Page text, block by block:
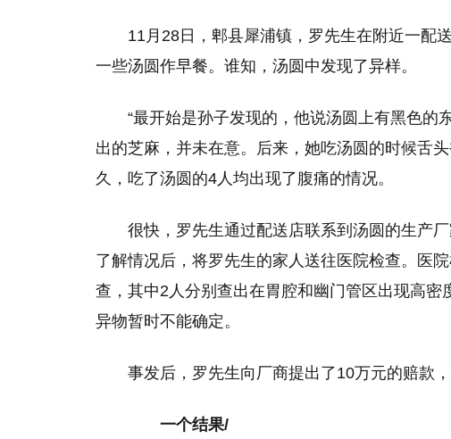
11月28日，郫县犀浦镇，罗先生在附近一配
一些汤圆作早餐。谁知，汤圆中发现了异样。
“最开始是孙子发现的，他说汤圆上有黑色的
出的芝麻，并未在意。后来，她吃汤圆的时候舌
久，吃了汤圆的4人均出现了腹痛的情况。
很快，罗先生通过配送店联系到汤圆的生产
了解情况后，将罗先生的家人送往医院检查。医
查，其中2人分别查出在胃腔和幽门管区出现高
异物暂时不能确定。
事发后，罗先生向厂商提出了10万元的赔款
一个结果/